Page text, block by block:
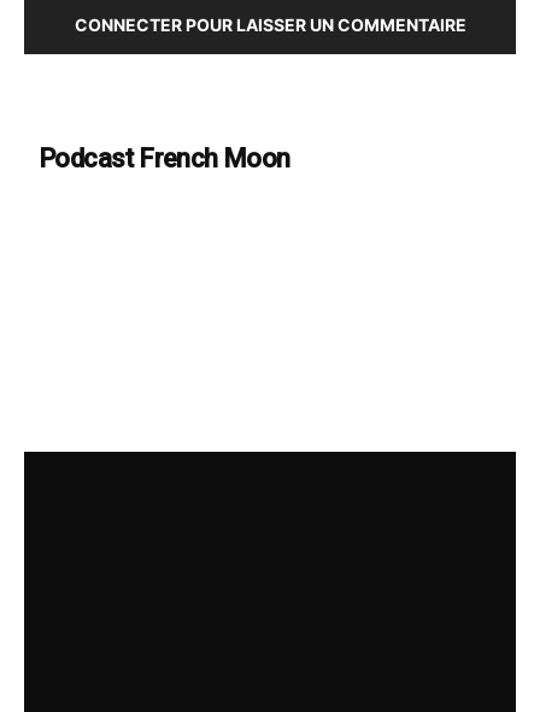
CONNECTER POUR LAISSER UN COMMENTAIRE
Podcast French Moon